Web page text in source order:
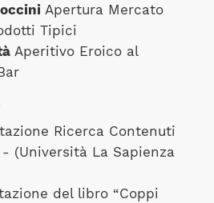
Apertura Mercato
Tipici
Aperitivo Eroico al
Ricerca Contenuti
(Università La Sapienza
del libro “Coppi